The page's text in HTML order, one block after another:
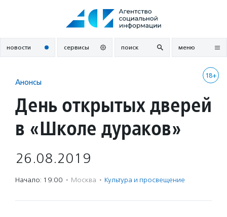
новости сервисы поиск меню
18+
Анонсы
День открытых дверей
в «Школе дураков»
26.08.2019
Начало: 19:00 · Москва · Культура и просвещение